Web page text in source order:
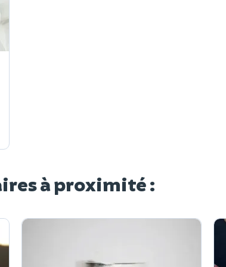
à proximité :